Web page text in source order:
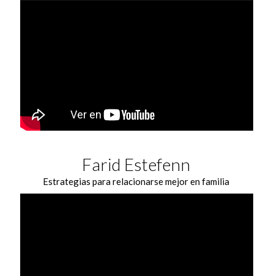
Farid Estefenn
Estrategias para relacionarse mejor en familia